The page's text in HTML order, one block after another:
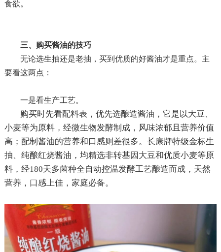
食欲。
三、购买酱油的技巧
无论选生抽还是老抽，买到优质的好酱油才是重点。主
要看这两点：
一是看生产工艺。
购买时先看配料表，优先选酿造酱油，它是以大豆、
小麦等为原料，经微生物发酵制成，风味浓郁且营养价值
高；配制酱油的营养和口感则差很多。长康牌特级金标生
抽、纯酿红烧酱油，均精选非转基因大豆和优质小麦等原
料，经180天多菌种全自动控温发酵工艺酿造而成，天然
营养，口感上佳，家庭必备。